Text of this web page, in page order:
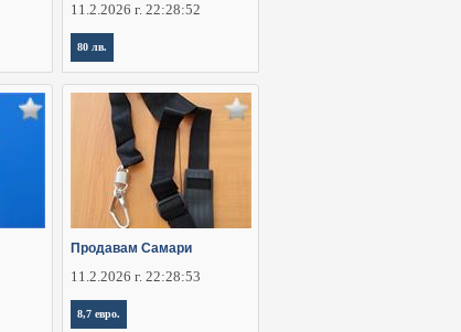
11.2.2026 г. 22:28:52
80 лв.
Продавам Самари
11.2.2026 г. 22:28:53
8,7 евро.